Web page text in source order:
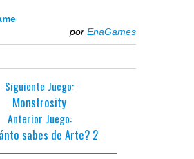
por EnaGames
Siguiente Juego:
Monstrosity
Anterior Juego:
sabes de Arte? 2